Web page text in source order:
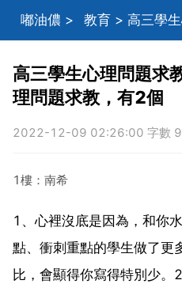
嘟油儂 > 教育 > 高三學
學生心理問題求教，有2個
高三學生心理問題求
理問題求教，有2個
2022-12-09 02:26:00 字數
1樓：南希
1、心裡沒底是因為，和你
點、衝刺重點的學生做了更
比，會顯得你寫得特別少。